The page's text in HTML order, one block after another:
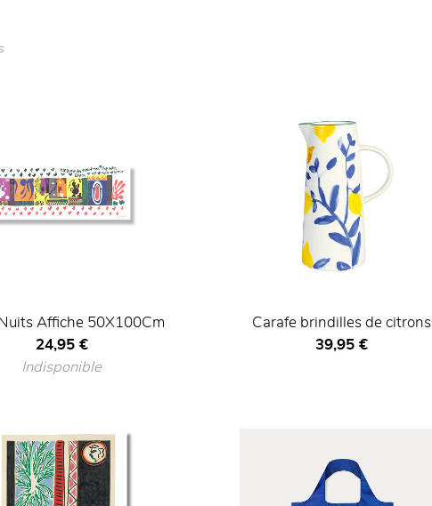
Affiche 50X100Cm
Prix ​​actuel
24,95 €
Indisponible
Carafe brindilles de citrons
Prix ​​actuel
39,95 €